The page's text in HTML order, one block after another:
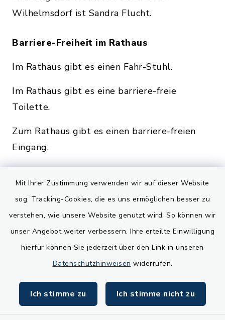
Mit Ihrer Zustimmung verwenden wir auf dieser Website
sog. Tracking-Cookies, die es uns ermöglichen besser zu
verstehen, wie unsere Website genutzt wird. So können wir
unser Angebot weiter verbessern. Ihre erteilte Einwilligung
hierfür können Sie jederzeit über den Link in unseren
Datenschutzhinweisen widerrufen.
Ich stimme zu Ich stimme nicht zu
Wilhelmsdorf ist Sandra Flucht.
Barriere-Freiheit im Rathaus
Im Rathaus gibt es einen Fahr-Stuhl.
Im Rathaus gibt es eine barriere-freie
Toilette.
Zum Rathaus gibt es einen barriere-freien
Eingang.
Der barriere-freie Eingang ist auf der
Rückseite vom Rathaus.
Wer hat diese Seite gemacht?